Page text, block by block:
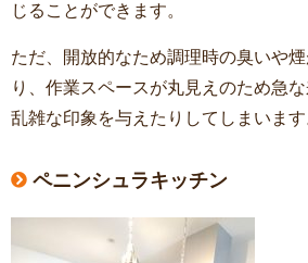
じることができます。
ただ、開放的なため調理時の臭いや
り、作業スペースが丸見えのため急
乱雑な印象を与えたりしてしまいます
ペニンシュラキッチン